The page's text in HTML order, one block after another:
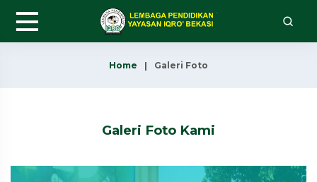
Home Galeri Foto
Galeri Foto Kami